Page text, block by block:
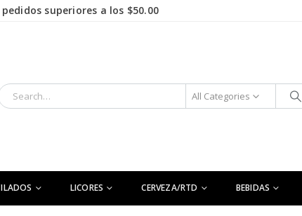
superiores a los $50.00
All Categories
LICORES CERVEZA/RTD BEBIDAS